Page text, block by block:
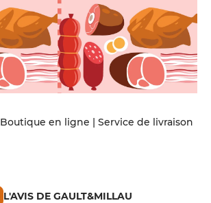
Boutique en ligne | Service de livraison
L'AVIS DE GAULT&MILLAU